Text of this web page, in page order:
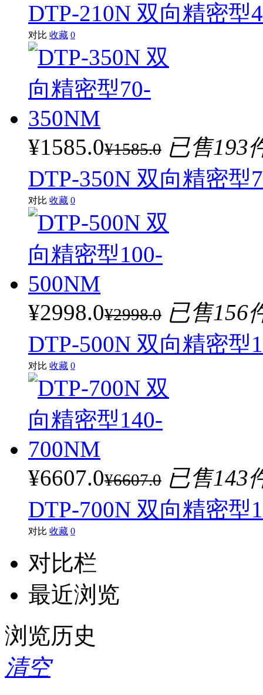
DTP-210N 双向精密型
对比 收藏 0
¥1585.0¥1585.0 已售193
DTP-350N 双向精密型
对比 收藏 0
¥2998.0¥2998.0 已售156
DTP-500N 双向精密型
对比 收藏 0
¥6607.0¥6607.0 已售143
DTP-700N 双向精密型
对比 收藏 0
对比栏
最近浏览
浏览历史
清空